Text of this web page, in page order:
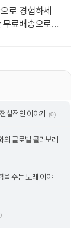
로 경험하세
료배송으로
설적인 이야기 (0)
글로벌 콜라보레
주는 노래 이야